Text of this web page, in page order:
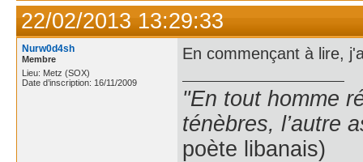
22/02/2013 13:29:33
Nurw0d4sh
Membre
Lieu: Metz (SOX)
Date d’inscription: 16/11/2009
En commençant à lire,
"En tout homme
ténèbres, l’autre
poète libanais)